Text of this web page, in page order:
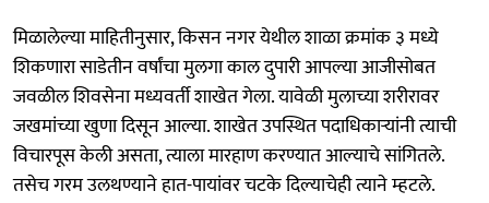
मिळालेल्या माहितीनुसार, किसन नगर येथील शाळा क्रमांक ३ मध्ये
शिकणारा साडेतीन वर्षांचा मुलगा काल दुपारी आपल्या आजीसोबत
जवळील शिवसेना मध्यवर्ती शाखेत गेला. यावेळी मुलाच्या शरीरावर
जखमांच्या खुणा दिसून आल्या. शाखेत उपस्थित पदाधिकाऱ्यांनी त्याची
विचारपूस केली असता, त्याला मारहाण करण्यात आल्याचे सांगितले.
तसेच गरम उलथण्याने हात-पायांवर चटके दिल्याचेही त्याने म्हटले.